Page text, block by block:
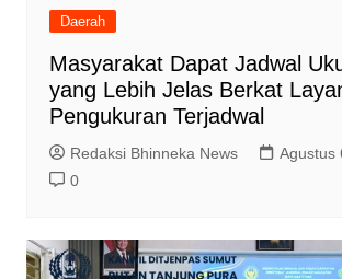
Daerah
Masyarakat Dapat Jadwal
yang Lebih Jelas Berkat
Pengukuran Terjadwal
Redaksi Bhinneka News
Agustus
0